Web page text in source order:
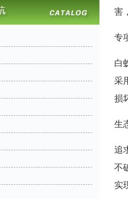
害
专
白
采
损
生
追
不
实